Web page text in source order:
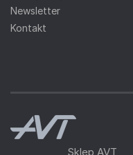
Newsletter
Kontakt
Sklep AVT